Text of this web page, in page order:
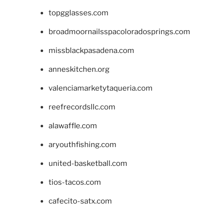
topgglasses.com
broadmoornailsspacoloradosprings.com
missblackpasadena.com
anneskitchen.org
valenciamarketytaqueria.com
reefrecordsllc.com
alawaffle.com
aryouthfishing.com
united-basketball.com
tios-tacos.com
cafecito-satx.com